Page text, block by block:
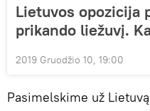
Lietuvos opozicija
prikando liežuvį.
2019 Gruodžio 10, 19:00
Pasimelskime už